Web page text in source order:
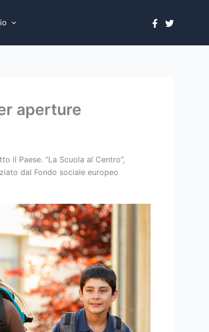
aperture
il Paese. “La Scuola al Centro”,
dal Fondo sociale europeo